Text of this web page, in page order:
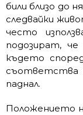
били близо до
следвайки
често
подозират,
където
съответства
паднал.
Положението